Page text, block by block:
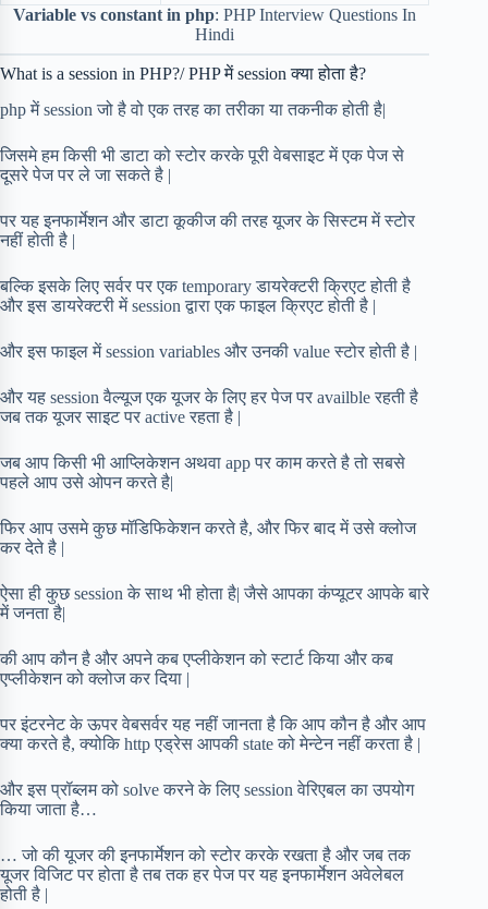
Variable vs constant in php: PHP Interview Questions In
Hindi
What is a session in PHP?/ PHP में session क्या होता है?
php में session जो है वो एक तरह का तरीका या तकनीक होती है|
जिसमे हम किसी भी डाटा को स्टोर करके पूरी वेबसाइट में एक पेज से
दूसरे पेज पर ले जा सकते है |
पर यह इनफार्मेशन और डाटा कूकीज की तरह यूजर के सिस्टम में स्टोर
नहीं होती है |
बल्कि इसके लिए सर्वर पर एक temporary डायरेक्टरी क्रिएट होती है
और इस डायरेक्टरी में session द्वारा एक फाइल क्रिएट होती है |
और इस फाइल में session variables और उनकी value स्टोर होती है |
और यह session वैल्यूज एक यूजर के लिए हर पेज पर availble रहती है
जब तक यूजर साइट पर active रहता है |
जब आप किसी भी आप्लिकेशन अथवा app पर काम करते है तो सबसे
पहले आप उसे ओपन करते है|
फिर आप उसमे कुछ मॉडिफिकेशन करते है, और फिर बाद में उसे क्लोज
कर देते है |
ऐसा ही कुछ session के साथ भी होता है| जैसे आपका कंप्यूटर आपके बारे
में जनता है|
की आप कौन है और अपने कब एप्लीकेशन को स्टार्ट किया और कब
एप्लीकेशन को क्लोज कर दिया |
पर इंटरनेट के ऊपर वेबसर्वर यह नहीं जानता है कि आप कौन है और आप
क्या करते है, क्योकि http एड्रेस आपकी state को मेन्टेन नहीं करता है |
और इस प्रॉब्लम को solve करने के लिए session वेरिएबल का उपयोग
किया जाता है…
… जो की यूजर की इनफार्मेशन को स्टोर करके रखता है और जब तक
यूजर विजिट पर होता है तब तक हर पेज पर यह इनफार्मेशन अवेलेबल
होती है |